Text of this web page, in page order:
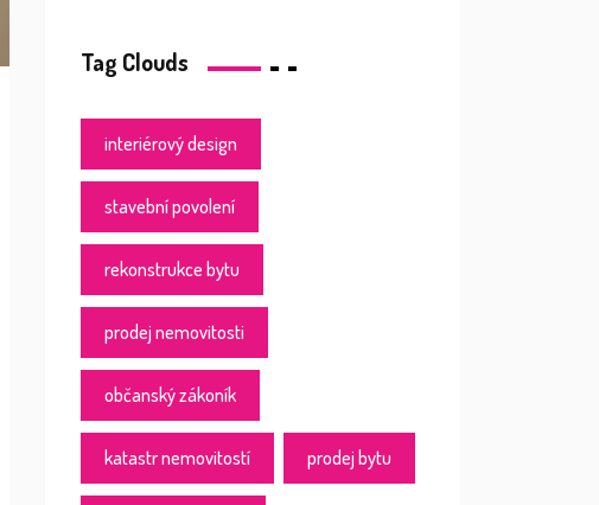
Tag Clouds
interiérový design
stavební povolení
rekonstrukce bytu
prodej nemovitosti
občanský zákoník
katastr nemovitostí prodej bytu